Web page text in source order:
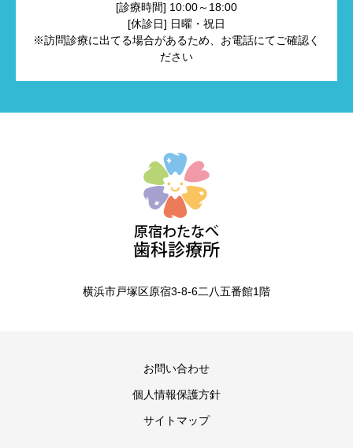
[診療時間] 10:00～18:00
[休診日] 日曜・祝日
※訪問診療に出てる場合があるため、お電話にてご確認く
ださい
横浜市戸塚区原宿3-8-6二八五番館1階
お問い合わせ
個人情報保護方針
サイトマップ